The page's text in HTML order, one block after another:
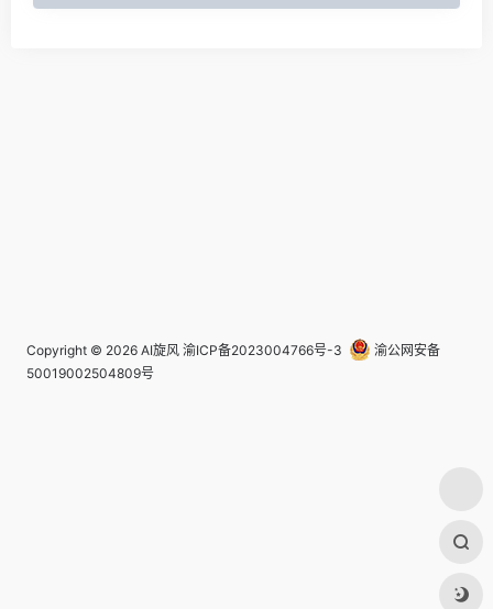
Copyright © 2026 AI旋风 渝ICP备2023004766号-3
渝公网安备
50019002504809号